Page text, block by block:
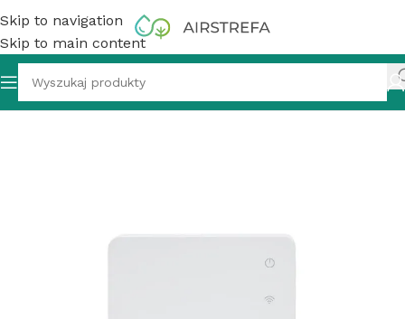
Skip to navigation
Skip to main content
Fi Haier HI-WA101DBWA do pomp ciepła Split i Monoblok